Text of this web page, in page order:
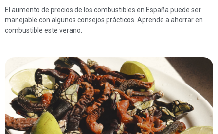
El aumento de precios de los combustibles en España puede ser
manejable con algunos consejos prácticos. Aprende a ahorrar en
combustible este verano.